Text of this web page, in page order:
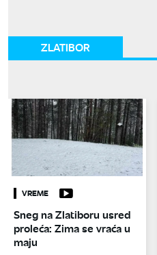
ZLATIBOR
VREME
Sneg na Zlatiboru usred
proleća: Zima se vraća u
maju